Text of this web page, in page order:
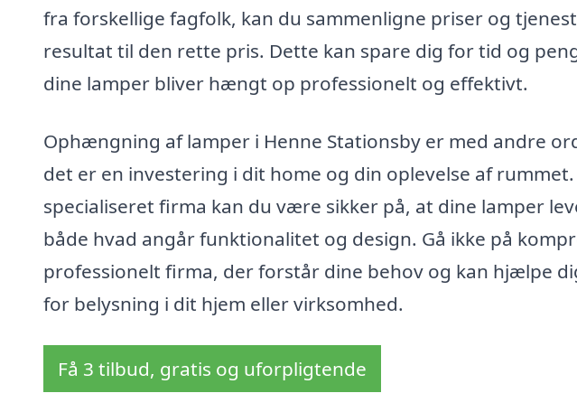
fra forskellige fagfolk, kan du sammenligne priser og
resultat til den rette pris. Dette kan spare dig for tid og
dine lamper bliver hængt op professionelt og effektivt.
Ophængning af lamper i Henne Stationsby er med andre
det er en investering i dit home og din oplevelse af
specialiseret firma kan du være sikker på, at dine lamper
både hvad angår funktionalitet og design. Gå ikke på
professionelt firma, der forstår dine behov og kan hjælpe
for belysning i dit hjem eller virksomhed.
Få 3 tilbud, gratis og uforpligtende